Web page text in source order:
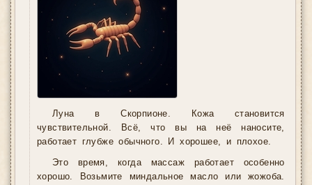
Луна в Скорпионе. Кожа становится
чувствительной. Всё, что вы на неё наносите,
работает глубже обычного. И хорошее, и плохое.
Это время, когда массаж работает особенно
хорошо. Возьмите миндальное масло или жожоба.